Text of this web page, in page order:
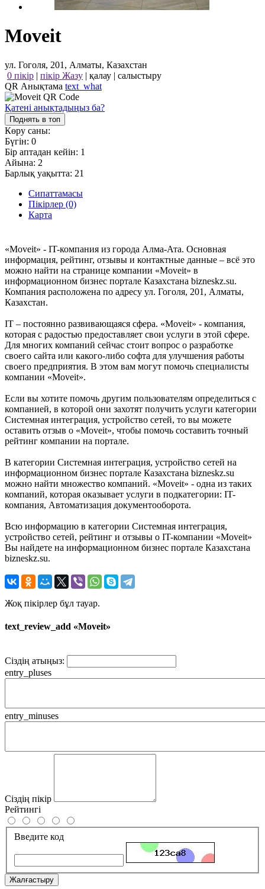
Moveit
ул. Гоголя, 201, Алматы, Казахстан
0 пікір | пікір Жазу | қалау | салыстыру
QR Анықтама text_what
Қатені анықтадыңыз ба?
Поднять в топ
Көру саны:
Бүгін: 0
Бір аптадан кейін: 1
Айына: 2
Барлық уақытта: 21
Сипаттамасы
Пікірлер (0)
Карта
«Moveit» - IT-компания из города Алма-Ата. Основная
информация, рейтинг, отзывы и контактные данные – всё это
можно найти на странице компании «Moveit» в
информационном бизнес портале Казахстана bizneskz.su.
Компания расположена по адресу ул. Гоголя, 201, Алматы,
Казахстан.
IT – постоянно развивающаяся сфера. «Moveit» - компания,
которая с радостью предоставляет свои услуги в этой сфере.
Для многих компаний сейчас стоит вопрос о разработке
своего сайта или какого-либо софта для улучшения работы
своего предприятия. В этом вам могут помочь специалисты
компании «Moveit».
Если вы хотите помочь другим пользователям определиться с
компанией, в которой они захотят получить услуги категории
Системная интеграция, устройство сетей, то вы можете
оставить отзыв о «Moveit», чтобы помочь составить точный
рейтинг компании на портале.
В категории Системная интеграция, устройство сетей на
информационном бизнес портале Казахстана bizneskz.su
можно найти множество компаний. «Moveit» - одна из таких
компаний, которая оказывает услуги в подкатегории: IT-
компания, Автоматизация документооборота.
Всю информацию в категории Системная интеграция,
устройство сетей, рейтинг и отзывы о IT-компании «Moveit»
Вы найдете на информационном бизнес портале Казахстана
bizneskz.su.
Жоқ пікірлер бұл тауар.
text_review_add «Moveit»
Сіздің атыңыз:
entry_pluses
entry_minuses
Сіздің пікір
Рейтингі
Введите код
Жалғастыру